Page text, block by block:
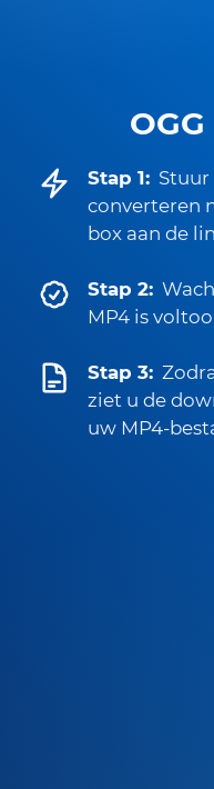
Stap 1: Stuur
converteren
box aan de
Stap 2:
MP4 is
Stap 3:
ziet u de
uw MP4-